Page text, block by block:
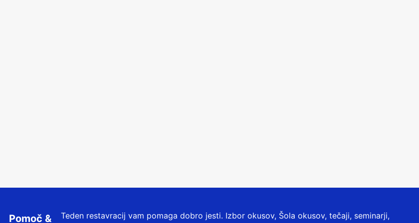
Pomoč &
Teden restavracij vam pomaga dobro jesti. Izbor okusov, Šola okusov, tečaji, seminarji,